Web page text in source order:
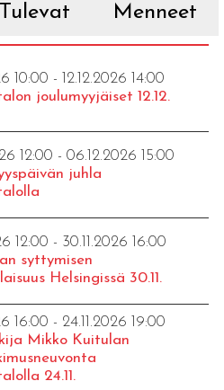
Tulevat Menneet
10:00 - 12.12.2026 14:00
joulumyyjäiset 12.12.
12:00 - 06.12.2026 15:00
juhla
12:00 - 30.11.2026 16:00
syttymisen
Helsingissä 30.11.
16:00 - 24.11.2026 19:00
Mikko Kuitulan
24.11.